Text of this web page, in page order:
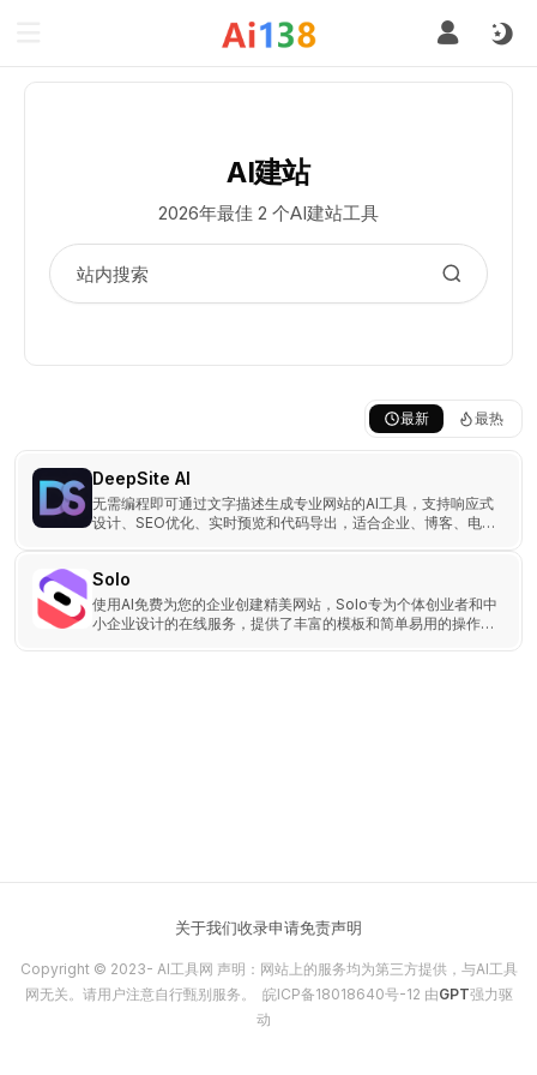
AI建站
2026年最佳 2 个AI建站工具
最新 最热
DeepSite AI
无需编程即可通过文字描述生成专业网站的AI工具，支持响应式
设计、SEO优化、实时预览和代码导出，适合企业、博客、电商
Solo
使用AI免费为您的企业创建精美网站，Solo专为个体创业者和中
小企业设计的在线服务，提供了丰富的模板和简单易用的操作界
关于我们收录申请免责声明
Copyright © 2023- AI工具网 声明：网站上的服务均为第三方提供，与AI工具
网无关。请用户注意自行甄别服务。 皖ICP备18018640号-12 由GPT强力驱
动